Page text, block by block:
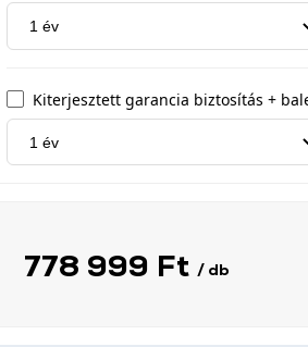
Kiterjesztett garancia biztosítás +
778 999 Ft / db